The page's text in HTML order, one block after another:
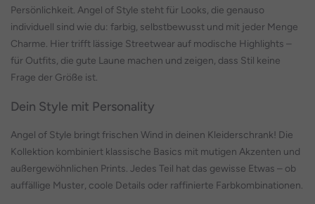
Persönlichkeit. Angel of Style steht für Looks, die genauso
individuell sind wie du: farbig, selbstbewusst und mit jeder Menge
Charme. Hier trifft lässige Streetwear auf modische Highlights –
für Outfits, die gute Laune machen und zeigen, dass Stil keine
Frage der Größe ist.
Dein Style mit Personality
Angel of Style bringt frischen Wind in deinen Kleiderschrank! Die
Kollektion kombiniert klassische Basics mit mutigen Akzenten und
außergewöhnlichen Prints. Jedes Teil hat das gewisse Etwas – ob
auffällige Muster, coole Details oder raffinierte Farbkombinationen.